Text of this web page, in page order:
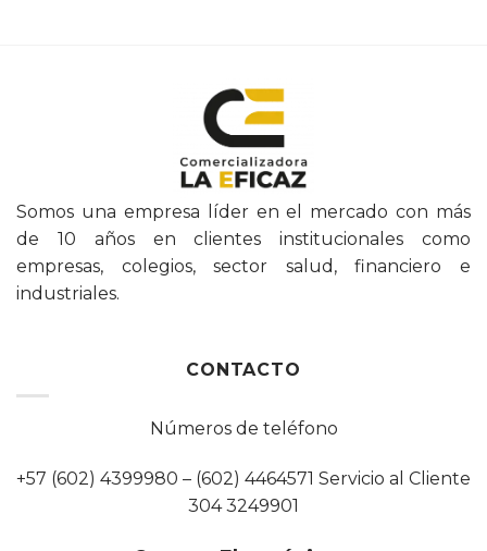
Somos una empresa líder en el mercado con más
de 10 años en clientes institucionales como
empresas, colegios, sector salud, financiero e
industriales.
CONTACTO
Números de teléfono
+57 (602) 4399980 – (602) 4464571 Servicio al Cliente
304 3249901